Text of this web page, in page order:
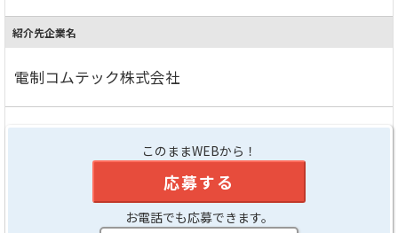
紹介先企業名
電制コムテック株式会社
このままWEBから！
応募する
お電話でも応募できます。